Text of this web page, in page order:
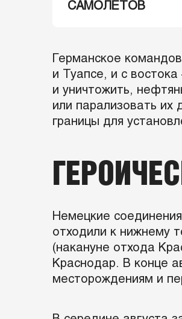
САМОЛЁТОВ
Германское
и Туапсе, и с
и уничтожить,
или парализовать их
границы для
Немецкие
отходили к нижнему
(накануне отхода
Краснодар. В конце
месторождениям и